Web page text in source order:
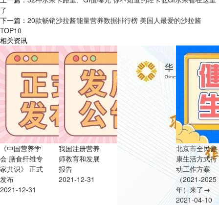
了
下一篇： 20款畅销沙拉酱能量营养数据排行榜 美国人最爱的沙拉酱
TOP10
相关资讯
《中国营养学
会 膳食纤维专
家共识》 正式
发布
2021-12-31
我国注册营养
师教育和发展
报告
2021-12-31
北京市全民健
康生活方式行
动工作方案
（2021-2025
年）来了→
2021-04-10